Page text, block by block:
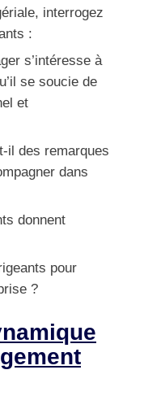
interrogez
:
s’intéresse à
se soucie de
et
il des remarques
dans
donnent
pour
?